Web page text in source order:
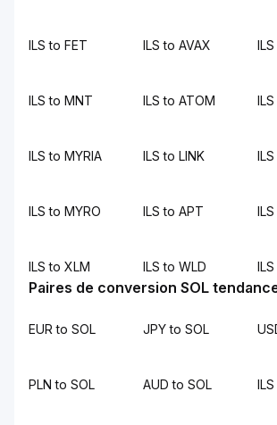
ILS to FET ILS to AVAX
ILS to MNT ILS to ATOM
ILS to MYRIA ILS to LINK
ILS to MYRO ILS to APT
ILS to XLM ILS to WLD
Paires de conversion SOL
EUR to SOL JPY to SOL
PLN to SOL AUD to SOL